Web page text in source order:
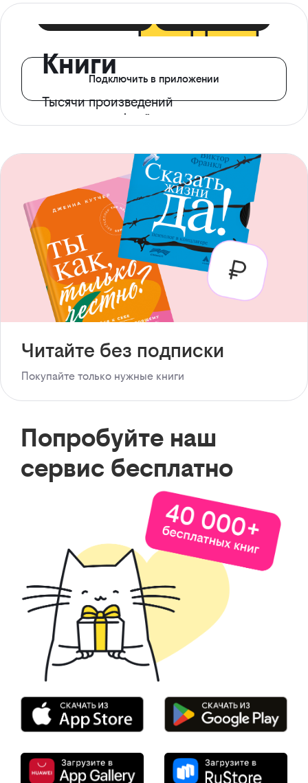
Книги
Тысячи произведений
с доступом офлайн
Подключить в приложении
Читайте без подписки
Покупайте только нужные книги
Попробуйте наш
сервис бесплатно